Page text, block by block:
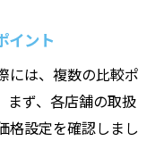
の選び方を伝授
ライフ設計する
イント
には、複数の比較ポ
まず、各店舗の取扱
格設定を確認しまし